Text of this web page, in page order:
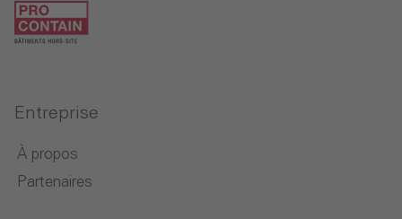
Entreprise
À propos
Partenaires